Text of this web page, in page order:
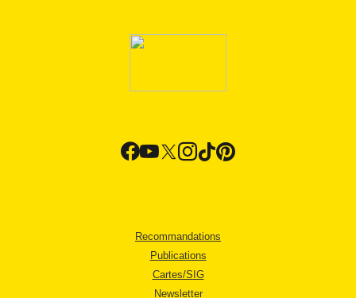
Recommandations
Publications
Cartes/SIG
Newsletter